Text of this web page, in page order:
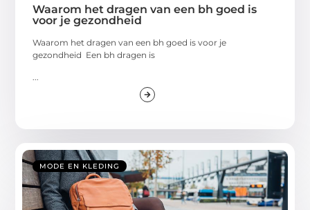
Waarom het dragen van een bh goed is
voor je gezondheid
Waarom het dragen van een bh goed is voor je
gezondheid Een bh dragen is
...
MODE EN KLEDING